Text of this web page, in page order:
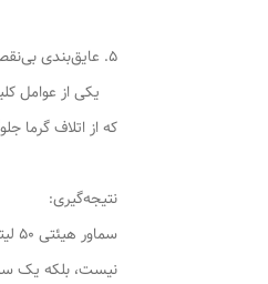
5. عایق‌بندی بی‌نقص با "پشم شیشه":
یکی از عوامل
که از اتلاف گرما
نتیجه‌گیری:
نیست، بلکه یک